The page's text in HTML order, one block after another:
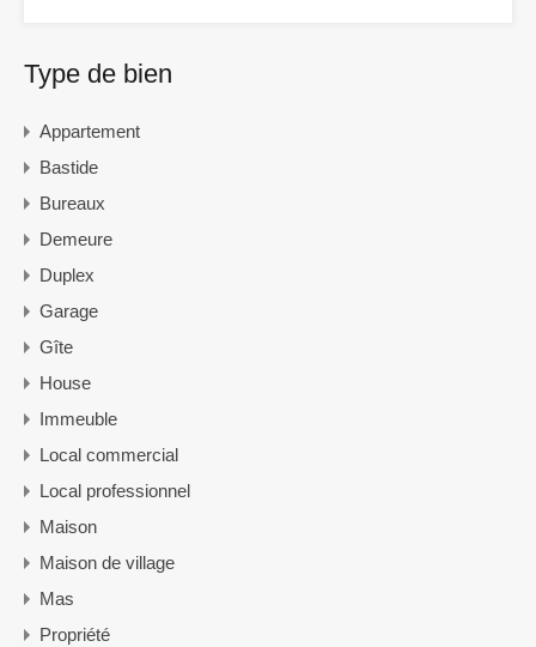
Type de bien
Appartement
Bastide
Bureaux
Demeure
Duplex
Garage
Gîte
House
Immeuble
Local commercial
Local professionnel
Maison
Maison de village
Mas
Propriété